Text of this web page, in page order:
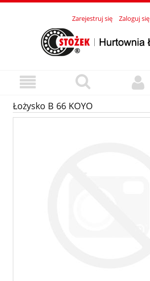
Zarejestruj się Zaloguj się
Łożysko B 66 KOYO